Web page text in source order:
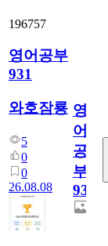
196757
영어공부
931
와호잠룡
5
0
0
26.08.08
영
어
공
부
931